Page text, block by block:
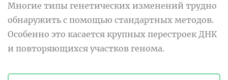
Многие типы генетических изменений трудно
обнаружить с помощью стандартных методов.
Особенно это касается крупных перестроек ДНК
и повторяющихся участков генома.